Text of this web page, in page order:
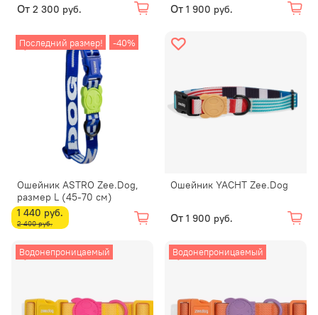
От 2 300 руб. От 1 900 руб.
Последний размер! -40%
Ошейник ASTRO Zee.Dog,
размер L (45-70 см)
1 440 руб.
2 400 руб.
Ошейник YACHT Zee.Dog
От 1 900 руб.
Водонепроницаемый Водонепроницаемый